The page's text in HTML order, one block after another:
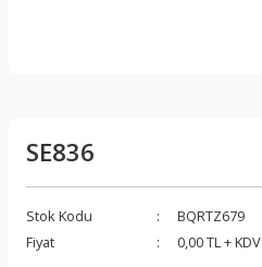
SE836
Stok Kodu
BQRTZ679
Fiyat
0,00 TL + KDV